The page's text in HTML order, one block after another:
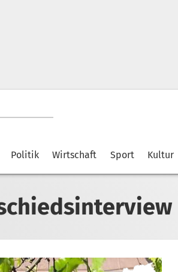
Politik Wirtschaft Sport Kultur